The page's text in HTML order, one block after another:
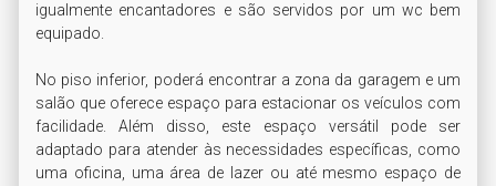
igualmente encantadores e são servidos por um wc bem
equipado.
No piso inferior, poderá encontrar a zona da garagem e um
salão que oferece espaço para estacionar os veículos com
facilidade. Além disso, este espaço versátil pode ser
adaptado para atender às necessidades específicas, como
uma oficina, uma área de lazer ou até mesmo espaço de